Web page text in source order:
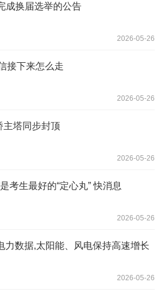
成换届选举的公告
2026-05-26
接下来怎么走
2026-05-26
主塔同步封顶
2026-05-26
考生最好的“定心丸” 快消息
2026-05-26
力数据,太阳能、风电保持高速增长
2026-05-26